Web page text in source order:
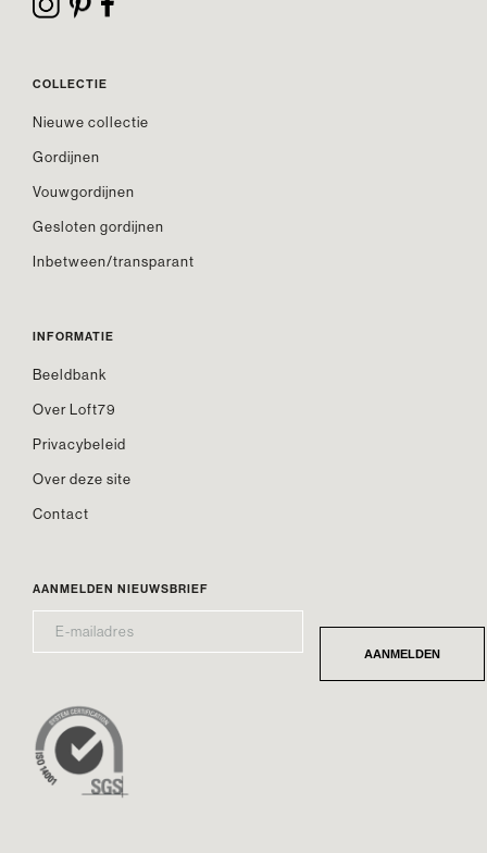
COLLECTIE
Nieuwe collectie
Gordijnen
Vouwgordijnen
Gesloten gordijnen
Inbetween/transparant
INFORMATIE
Beeldbank
Over Loft79
Privacybeleid
Over deze site
Contact
AANMELDEN NIEUWSBRIEF
MAILADRES* AANMELDEN